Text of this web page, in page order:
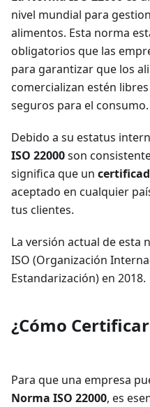
nivel mundial para
alimentos. Esta norma
obligatorios que las
para garantizar que los
comercializan estén
seguros para el consumo.
Debido a su estatus
ISO 22000son
significa que un
aceptado en cualquier
tus clientes.
La versión actual de esta
ISO (Organización
Estandarización) en 2018.
¿Cómo
Para que una empresa
Norma ISO 22000, es